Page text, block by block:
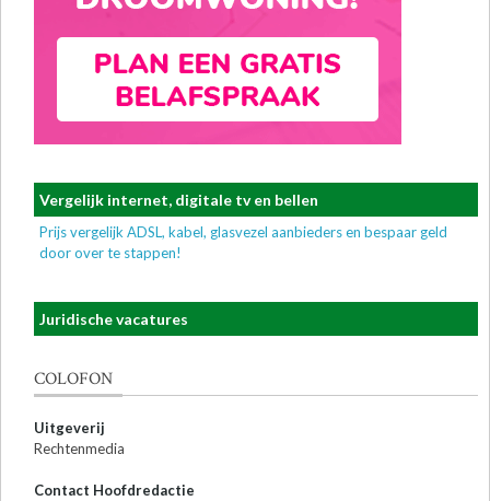
Vergelijk internet, digitale tv en bellen
Prijs vergelijk ADSL, kabel, glasvezel aanbieders en bespaar geld
door over te stappen!
Juridische vacatures
COLOFON
Uitgeverij
Rechtenmedia
Contact Hoofdredactie